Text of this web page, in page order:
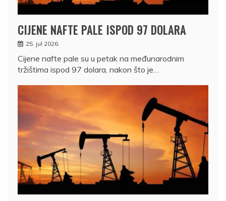
CIJENE NAFTE PALE ISPOD 97 DOLARA
25. jul 2026.
Cijene nafte pale su u petak na međunarodnim
tržištima ispod 97 dolara, nakon što je…